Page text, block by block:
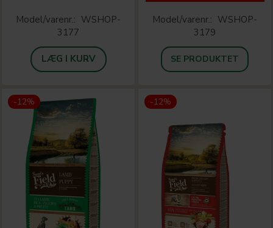
Model/varenr.: WSHOP-
3177
LÆG I KURV
Model/varenr.: WSHOP-
3179
SE PRODUKTET
-12% -12%